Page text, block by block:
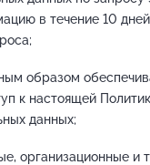
в течение 10
образом
к настоящей
данных;
организационные и